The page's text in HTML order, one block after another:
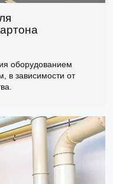
оборудованием
в зависимости от